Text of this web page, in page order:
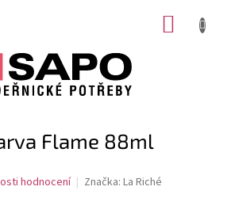
Flame 88ml
hodnocení Značka: La Riché